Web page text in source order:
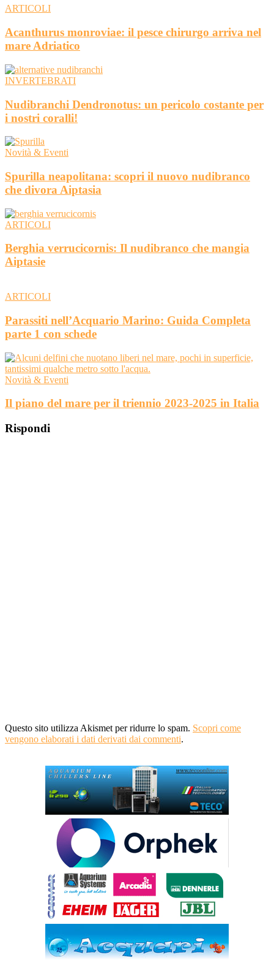
ARTICOLI
Acanthurus monroviae: il pesce chirurgo arriva nel
mare Adriatico
INVERTEBRATI
Nudibranchi Dendronotus: un pericolo costante per
i nostri coralli!
Novità & Eventi
Spurilla neapolitana: scopri il nuovo nudibranco
che divora Aiptasia
ARTICOLI
Berghia verrucicornis: Il nudibranco che mangia
Aiptasie
ARTICOLI
Parassiti nell’Acquario Marino: Guida Completa
parte 1 con schede
Novità & Eventi
Il piano del mare per il triennio 2023-2025 in Italia
Rispondi
Questo sito utilizza Akismet per ridurre lo spam. Scopri come
vengono elaborati i dati derivati dai commenti.